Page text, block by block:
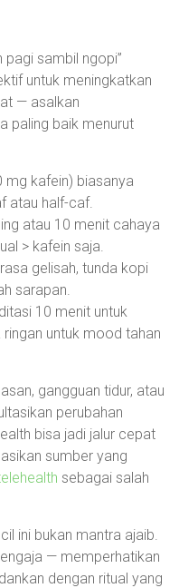
sambil ngopi”
untuk meningkatkan
— asalkan
paling baik menurut
mg kafein) biasanya
atau half-caf.
atau 10 menit cahaya
> kafein saja.
gelisah, tunda kopi
sarapan.
10 menit untuk
untuk mood tahan
gangguan tidur, atau
perubahan
bisa jadi jalur cepat
sumber yang
sebagai salah
ini bukan mantra ajaib.
— memperhatikan
dengan ritual yang